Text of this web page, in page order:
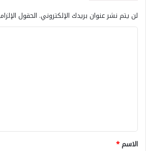
لن يتم نشر عنوان بريدك الإلكتروني. الحقول
*
الاسم*